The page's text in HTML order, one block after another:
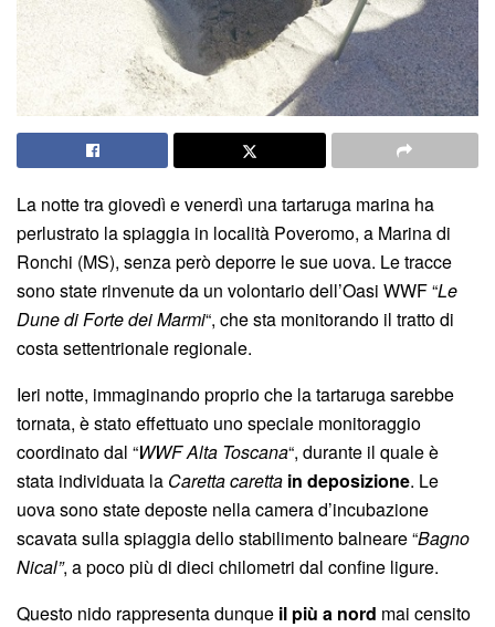
La notte tra giovedì e venerdì una tartaruga marina ha
perlustrato la spiaggia in località Poveromo, a Marina di
Ronchi (MS), senza però deporre le sue uova. Le tracce
sono state rinvenute da un volontario dell’Oasi WWF “Le
Dune di Forte dei Marmi“, che sta monitorando il tratto di
costa settentrionale regionale.
Ieri notte, immaginando proprio che la tartaruga sarebbe
tornata, è stato effettuato uno speciale monitoraggio
coordinato dal “WWF Alta Toscana“, durante il quale è
stata individuata la Caretta caretta in deposizione. Le
uova sono state deposte nella camera d’incubazione
scavata sulla spiaggia dello stabilimento balneare “Bagno
Nical”, a poco più di dieci chilometri dal confine ligure.
Questo nido rappresenta dunque il più a nord mai censito